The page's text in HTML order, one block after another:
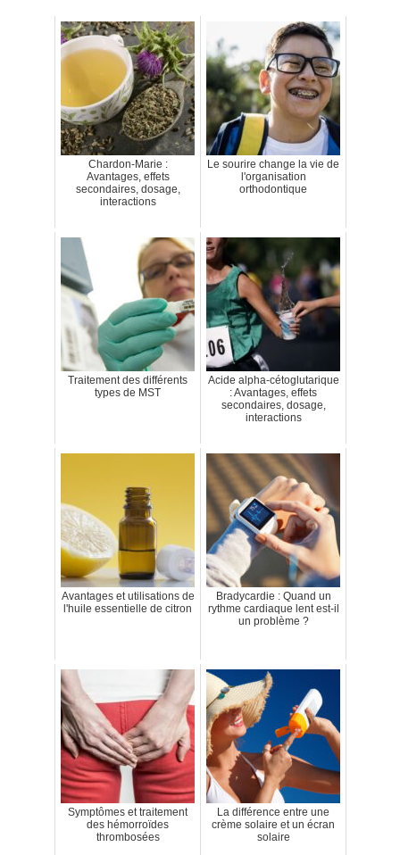
Chardon-Marie :
Avantages, effets
secondaires, dosage,
interactions
Le sourire change la vie de
l'organisation
orthodontique
Traitement des différents
types de MST
Acide alpha-cétoglutarique
: Avantages, effets
secondaires, dosage,
interactions
Avantages et utilisations de
l'huile essentielle de citron
Bradycardie : Quand un
rythme cardiaque lent est-il
un problème ?
Symptômes et traitement
des hémorroïdes
thrombosées
La différence entre une
crème solaire et un écran
solaire